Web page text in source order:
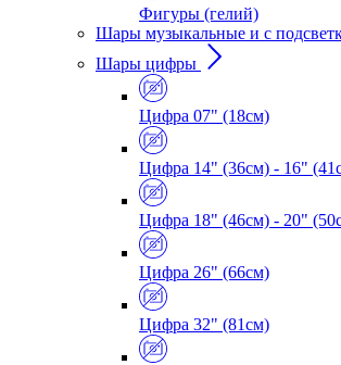
Фигуры (гелий)
Шары музыкальные и с
Шары цифры
Цифра 07" (18см)
Цифра 14" (36см) - 16"
Цифра 18" (46см) - 20"
Цифра 26" (66см)
Цифра 32" (81см)